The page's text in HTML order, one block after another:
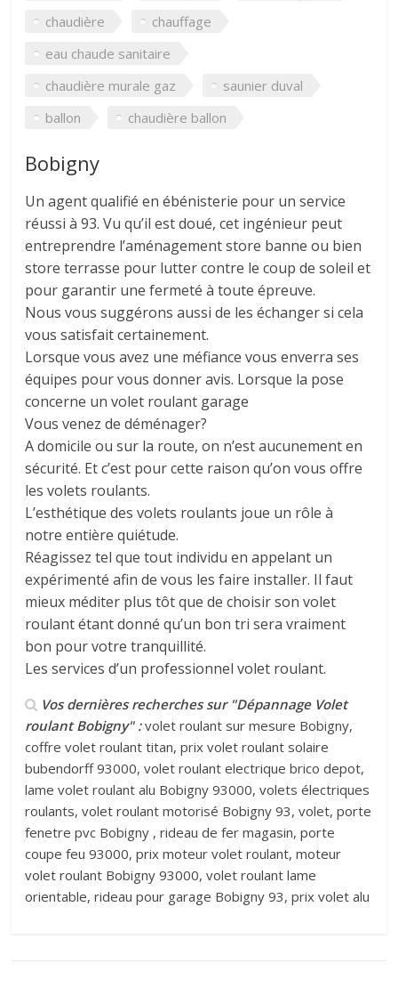
chaudière
chauffage
eau chaude sanitaire
chaudière murale gaz
saunier duval
ballon
chaudière ballon
Bobigny
Un agent qualifié en ébénisterie pour un service
réussi à 93. Vu qu’il est doué, cet ingénieur peut
entreprendre l’aménagement store banne ou bien
store terrasse pour lutter contre le coup de soleil et
pour garantir une fermeté à toute épreuve.
Nous vous suggérons aussi de les échanger si cela
vous satisfait certainement.
Lorsque vous avez une méfiance vous enverra ses
équipes pour vous donner avis. Lorsque la pose
concerne un volet roulant garage
Vous venez de déménager?
A domicile ou sur la route, on n’est aucunement en
sécurité. Et c’est pour cette raison qu’on vous offre
les volets roulants.
L’esthétique des volets roulants joue un rôle à
notre entière quiétude.
Réagissez tel que tout individu en appelant un
expérimenté afin de vous les faire installer. Il faut
mieux méditer plus tôt que de choisir son volet
roulant étant donné qu’un bon tri sera vraiment
bon pour votre tranquillité.
Les services d’un professionnel volet roulant.
Vos dernières recherches sur "Dépannage Volet
roulant Bobigny" :volet roulant sur mesure Bobigny,
coffre volet roulant titan, prix volet roulant solaire
bubendorff 93000, volet roulant electrique brico depot,
lame volet roulant alu Bobigny 93000, volets électriques
roulants, volet roulant motorisé Bobigny 93, volet, porte
fenetre pvc Bobigny , rideau de fer magasin, porte
coupe feu 93000, prix moteur volet roulant, moteur
volet roulant Bobigny 93000, volet roulant lame
orientable, rideau pour garage Bobigny 93, prix volet alu